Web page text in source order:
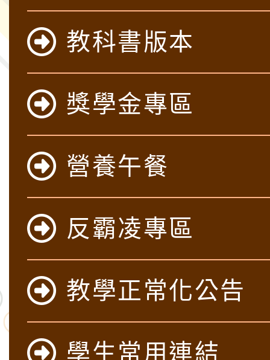
教科書版本
獎學金專區
營養午餐
反霸凌專區
教學正常化公告
學生常用連結